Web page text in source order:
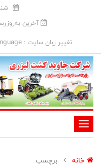
شنبه 17
آخرین به‌روزرسانی :
تغییر زبان سایت :
تغییر
وضعیت
ناوبری
خانه برچسب